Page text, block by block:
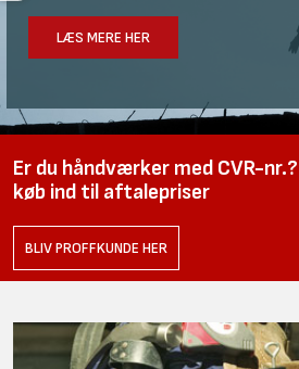
LÆS MERE HER
Er du håndværker med CVR-
køb ind til aftalepriser
BLIV PROFFKUNDE HER